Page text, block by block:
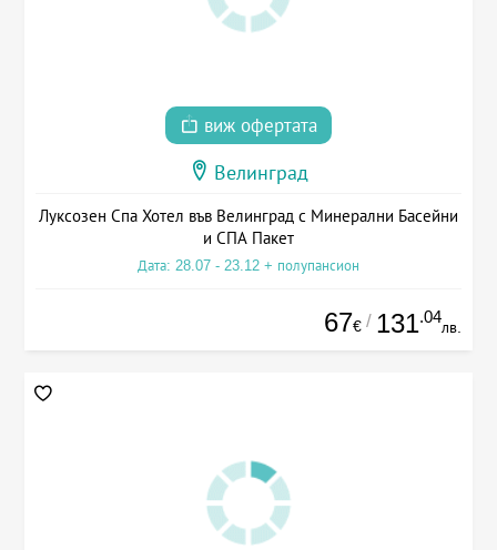
виж офертата
Велинград
Луксозен Спа Хотел във Велинград с Минерални Басейни
и СПА Пакет
Дата: 28.07 - 23.12 + полупансион
67€ / 131.04
лв.